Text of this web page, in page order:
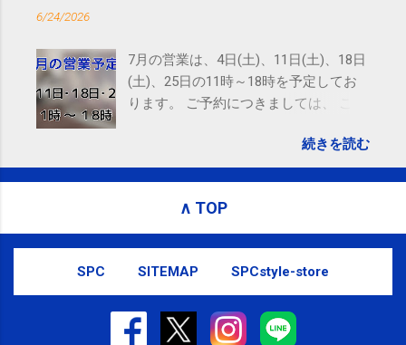
powered by Google Google Inc., 1600 Amphitheatre
Parkway, Mountain View, CA 94043, United States
6/24/2026
7月の営業は、4日(土)、11日(土)、18日
(土)、25日の11時～18時を予定してお
ります。 ご予約につきましては、 こち
れないことがありますので、ご予約、
お問い合わせはSMS（ショートメッセ
続きを読む
∧ TOP
SPC SITEMAP SPCstyle-store